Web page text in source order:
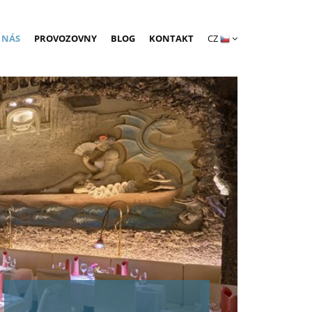
PROVOZOVNY BLOG KONTAKT CZ